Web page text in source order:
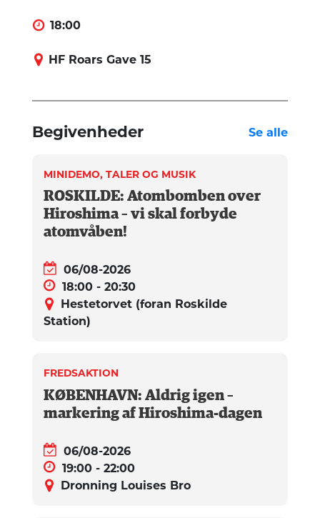
18:00
HF Roars Gave 15
Begivenheder Se alle
MINIDEMO, TALER OG MUSIK
ROSKILDE: Atombomben over
Hiroshima – vi skal forbyde
atomvåben!
06/08-2026
18:00 - 20:30
Hestetorvet (foran Roskilde
Station)
FREDSAKTION
KØBENHAVN: Aldrig igen –
markering af Hiroshima-dagen
06/08-2026
19:00 - 22:00
Dronning Louises Bro